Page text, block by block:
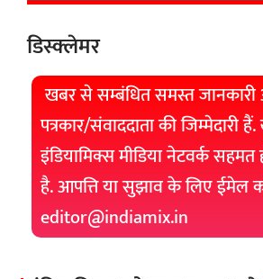
डिस्क्लेमर
खबर से सम्बंधित समस्त
पत्रकार/संवाददाता की जिम्मेदारी
इंडियामिक्स मीडिया नेटवर्क
है. आपत्ति या सुझाव के लिए ईमेल
editor@indiamix.in